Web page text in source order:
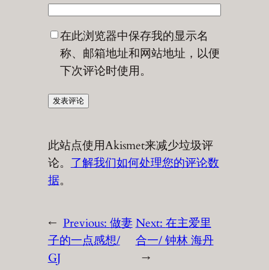
在此浏览器中保存我的显示名
称、邮箱地址和网站地址，以便
下次评论时使用。
此站点使用Akismet来减少垃圾评
论。了解我们如何处理您的评论数
据。
← Previous: 做妻
子的一点感想/
GJ
Next: 在主爱里
合一/ 钟林 海丹
→